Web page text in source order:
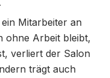
Mitarbeiter an
ohne Arbeit bleibt,
verliert der Salon
trägt auch